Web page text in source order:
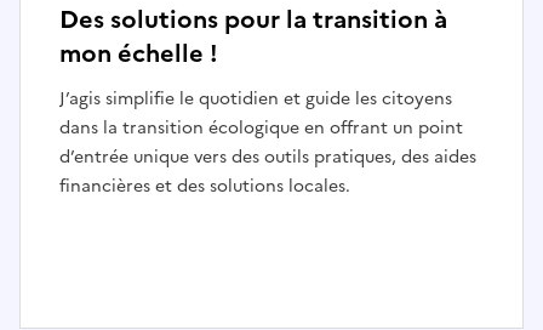
Des solutions pour la transition à
mon échelle !
J’agis simplifie le quotidien et guide les citoyens
dans la transition écologique en offrant un point
d’entrée unique vers des outils pratiques, des aides
financières et des solutions locales.